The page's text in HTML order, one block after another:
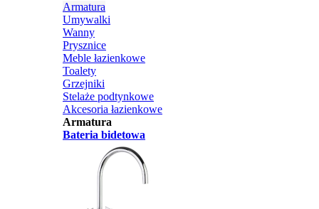
Armatura
Umywalki
Wanny
Prysznice
Meble łazienkowe
Toalety
Grzejniki
Stelaże podtynkowe
Akcesoria łazienkowe
Armatura
Bateria bidetowa